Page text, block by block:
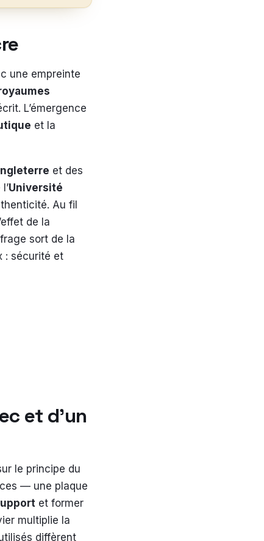
une empreinte
L’émergence
et la
et des
Université
Au fil
de la
sort de la
: sécurité et
et d’un
le principe du
— une plaque
et former
multiplie la
diffèrent